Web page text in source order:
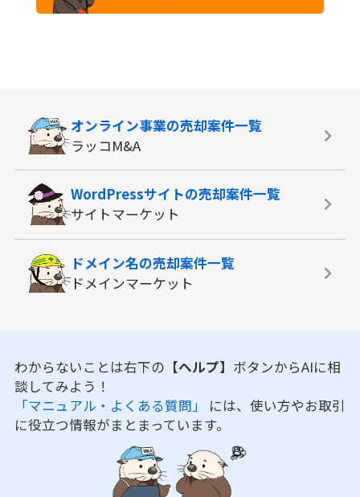
オンライン事業の売却案件一覧
ラッコM&A
WordPressサイトの売却案件一覧
サイトマーケット
ドメイン名の売却案件一覧
ドメインマーケット
わからないことは右下の 【ヘルプ】 ボタンからAIに相
談してみよう！
「マニュアル・よくある質問」 には、使い方やお取引
に役立つ情報がまとまっています。